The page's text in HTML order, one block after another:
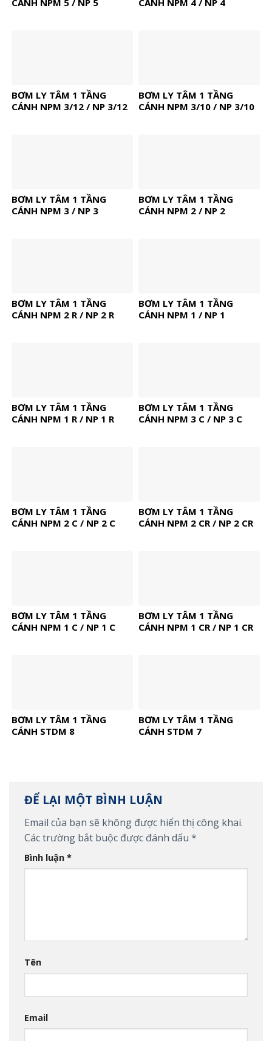
BƠM LY TÂM 1 TẦNG
CÁNH NPM 3/12 / NP 3/12
BƠM LY TÂM 1 TẦNG
CÁNH NPM 3/10 / NP 3/10
BƠM LY TÂM 1 TẦNG
CÁNH NPM 3 / NP 3
BƠM LY TÂM 1 TẦNG
CÁNH NPM 2 / NP 2
BƠM LY TÂM 1 TẦNG
CÁNH NPM 2 R / NP 2 R
BƠM LY TÂM 1 TẦNG
CÁNH NPM 1 / NP 1
BƠM LY TÂM 1 TẦNG
CÁNH NPM 1 R / NP 1 R
BƠM LY TÂM 1 TẦNG
CÁNH NPM 3 C / NP 3 C
BƠM LY TÂM 1 TẦNG
CÁNH NPM 2 C / NP 2 C
BƠM LY TÂM 1 TẦNG
CÁNH NPM 2 CR / NP 2 CR
BƠM LY TÂM 1 TẦNG
CÁNH NPM 1 C / NP 1 C
BƠM LY TÂM 1 TẦNG
CÁNH NPM 1 CR / NP 1 CR
BƠM LY TÂM 1 TẦNG
CÁNH STDM 8
BƠM LY TÂM 1 TẦNG
CÁNH STDM 7
ĐỂ LẠI MỘT BÌNH LUẬN
Email của bạn sẽ không được hiển thị công khai.
Các trường bắt buộc được đánh dấu *
Bình luận *
Tên
Email